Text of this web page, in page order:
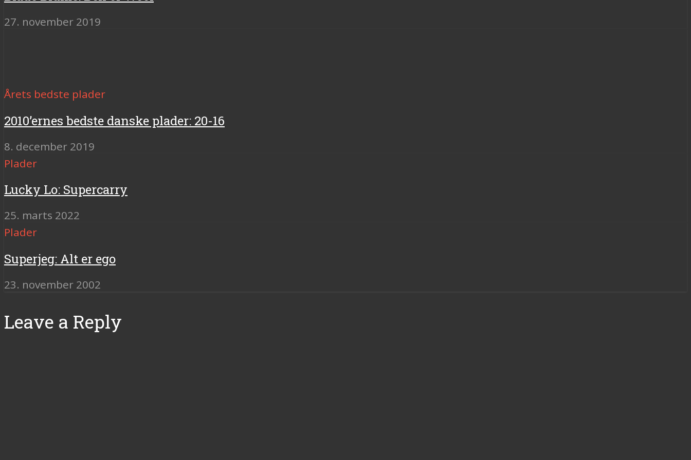
27. november 2019
Årets bedste plader
2010’ernes bedste danske plader: 20-16
8. december 2019
Plader
Lucky Lo: Supercarry
25. marts 2022
Plader
Superjeg: Alt er ego
23. november 2002
Leave a Reply